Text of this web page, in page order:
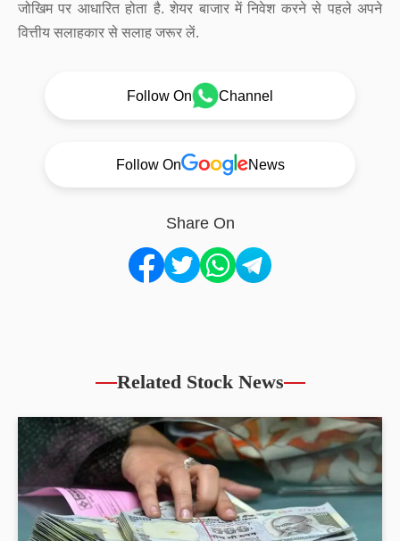
जोखिम पर आधारित होता है. शेयर बाजार में निवेश करने से पहले अपने
वित्तीय सलाहकार से सलाह जरूर लें.
Follow On Channel
Follow On News
Share On
Related Stock News